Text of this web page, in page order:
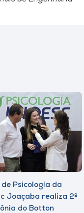
de Psicologia da
Joaçaba realiza 2ª
do Botton